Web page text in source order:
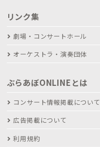
リンク集
劇場・コンサートホール
オーケストラ・演奏団体
ぶらあぼONLINEとは
コンサート情報掲載について
広告掲載について
利用規約